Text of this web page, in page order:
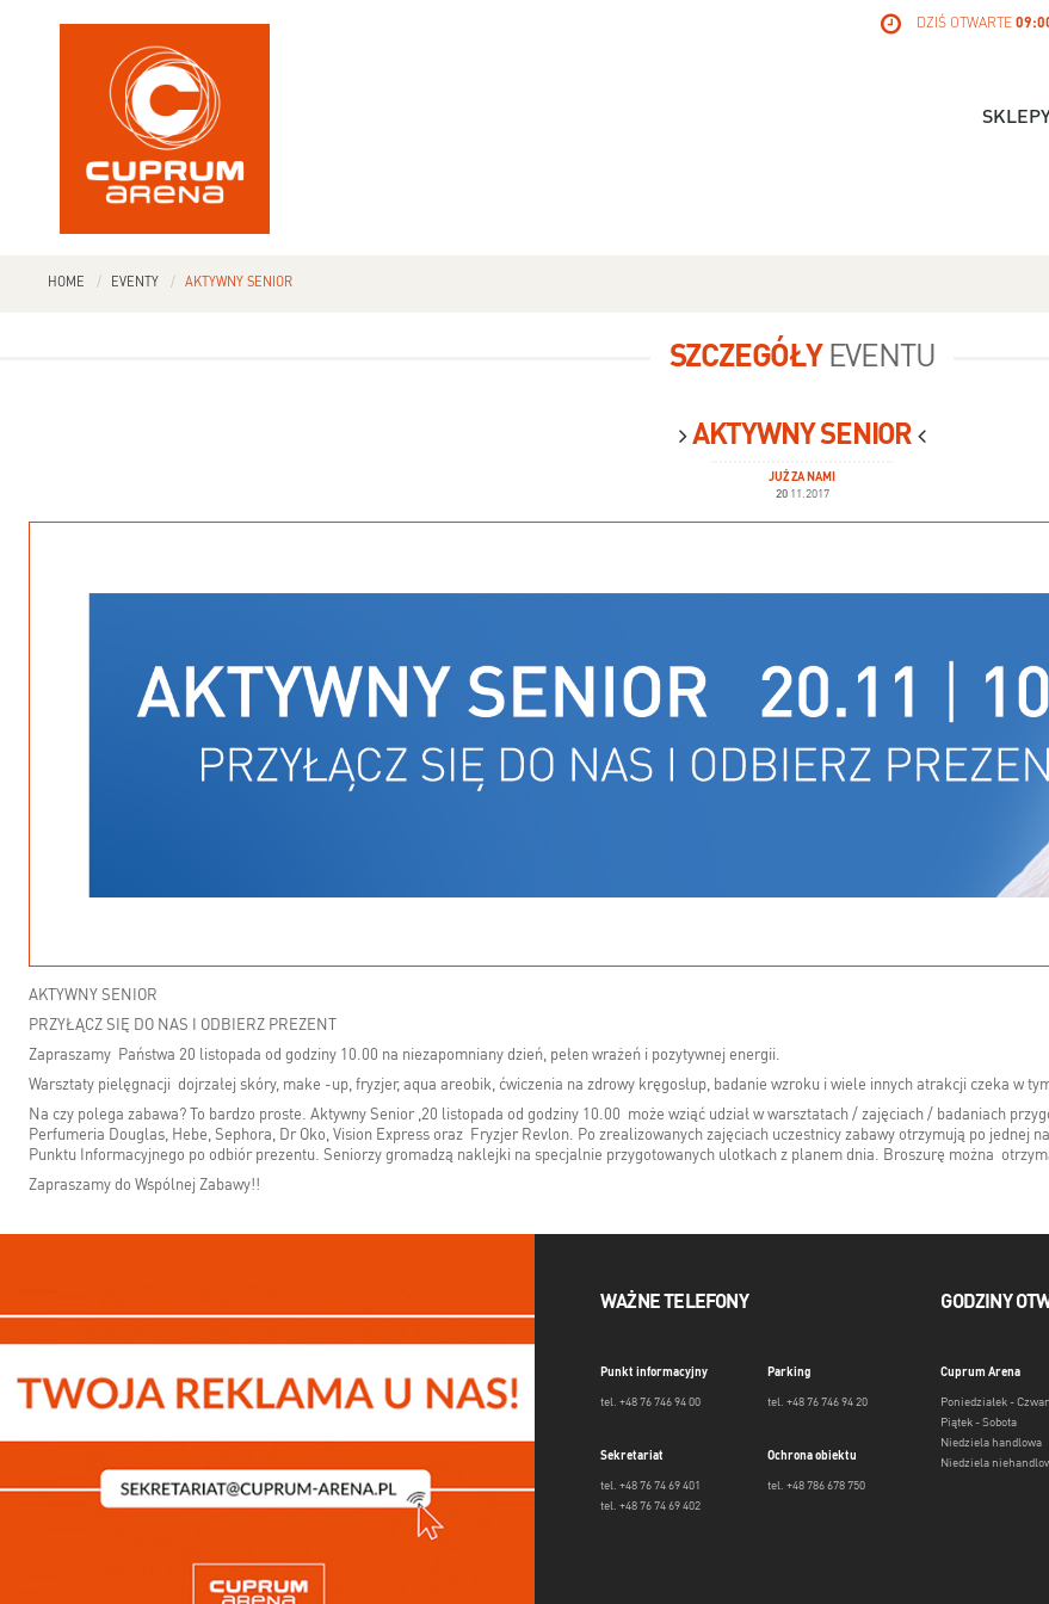
DZIŚ OTWARTE
SKLEPY
HOME EVENTY AKTYWNY SENIOR
SZCZEGÓŁYEVENTU
AKTYWNY SENIOR
JUŻ ZA NAMI
2011.2017
AKTYWNY SENIOR
PRZYŁĄCZ SIĘ DO NAS I ODBIERZ PREZENT
Zapraszamy Państwa 20 listopada od godziny 10.00 na niezapomniany dzień, pełen wrażeń i pozytywnej energii.
Warsztaty pielęgnacji dojrzałej skóry, make -up, fryzjer, aqua areobik, ćwiczenia na zdrowy kręgosłup, badanie wzroku i wiele innych atrakcji czeka w
Na czy polega zabawa? To bardzo proste. Aktywny Senior ,20 listopada od godziny 10.00 może wziąć udział w warsztatach / zajęciach / badaniach
Perfumeria Douglas, Hebe, Sephora, Dr Oko, Vision Express oraz Fryzjer Revlon. Po zrealizowanych zajęciach uczestnicy zabawy otrzymują po jednej
Punktu Informacyjnego po odbiór prezentu. Seniorzy gromadzą naklejki na specjalnie przygotowanych ulotkach z planem dnia. Broszurę można
Zapraszamy do Wspólnej Zabawy!!
WAŻNE TELEFONY
Punkt informacyjny
tel. +48 76 746 94 00
Parking
tel. +48 76 746 94 20
Sekretariat
tel. +48 76 74 69 401
tel. +48 76 74 69 402
Ochrona obiektu
tel. +48 786 678 750
GODZINY
Cuprum Arena
Poniedziałek -
Piątek - Sobota
Niedziela handlowa
Niedziela